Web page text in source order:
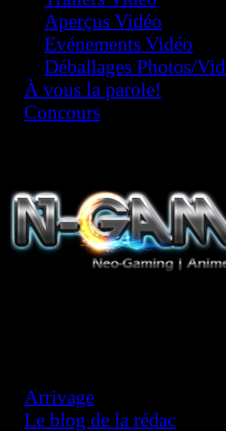
Aperçus Vidéo
Evénements Vidéo
Déballages Photos/
À vous la parole!
Concours
Arrivage
Le blog de la rédac